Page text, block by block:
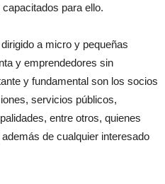
para ello.
a micro y pequeñas
y emprendedores sin
y fundamental son los socios
servicios públicos,
entre otros, quienes
de cualquier interesado